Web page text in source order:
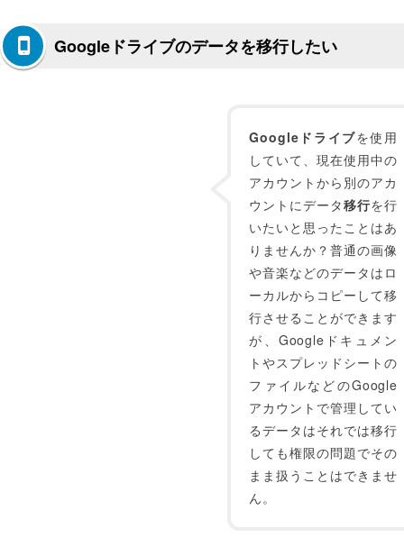
Googleドライブのデータを移行したい
Googleドライブを使用
していて、現在使用中の
アカウントから別のアカ
ウントにデータ移行を行
いたいと思ったことはあ
りませんか？普通の画像
や音楽などのデータはロ
ーカルからコピーして移
行させることができます
が、Googleドキュメン
トやスプレッドシートの
ファイルなどのGoogle
アカウントで管理してい
るデータはそれでは移行
しても権限の問題でその
まま扱うことはできませ
ん。